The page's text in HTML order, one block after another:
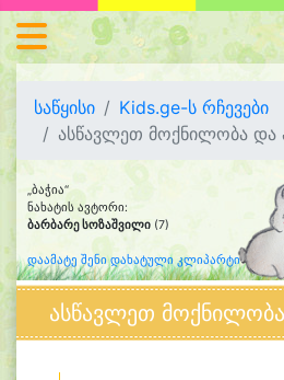
საწყისი
Kids.ge-ს რჩევები
ასწავლეთ მოქნილობა და
„ბაჭია“
ნახატის ავტორი:
ბარბარე სოზაშვილი (7)
დაამატე შენი დახატული კლიპარტი
ასწავლეთ მოქნილობა